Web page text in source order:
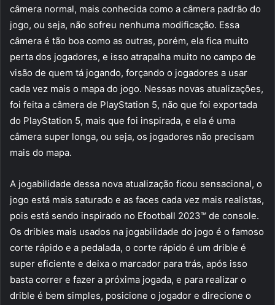
câmera normal, mais conhecida como a câmera padrão do
jogo, ou seja, não sofreu nenhuma modificação. Essa
câmera é tão boa como as outras, porém, ela fica muito
perta dos jogadores, e isso atrapalha muito no campo de
visão de quem tá jogando, forçando o jogadores a usar
cada vez mais o mapa do jogo. Nessas novas atualizações,
foi feita a câmera de PlayStation 5, não que foi exportada
do PlayStation 5, mais que foi inspirada, e ela é uma
câmera super longa, ou seja, os jogadores não precisam
mais do mapa.
A jogabilidade dessa nova atualização ficou sensacional, o
jogo está mais saturado e as faces cada vez mais realistas,
pois está sendo inspirado no Efootball 2023™ de console.
Os dribles mais usados na jogabilidade do jogo é o famoso
corte rápido e a pedalada, o corte rápido é um drible é
super eficiente e deixa o marcador para trás, após isso
basta correr e fazer a próxima jogada, e para realizar o
drible é bem simples, posicione o jogador e direcione o